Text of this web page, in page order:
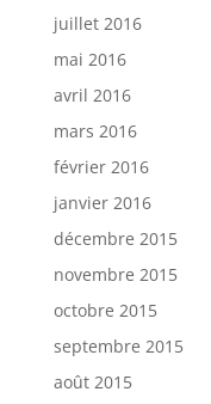
juillet 2016
mai 2016
avril 2016
mars 2016
février 2016
janvier 2016
décembre 2015
novembre 2015
octobre 2015
septembre 2015
août 2015